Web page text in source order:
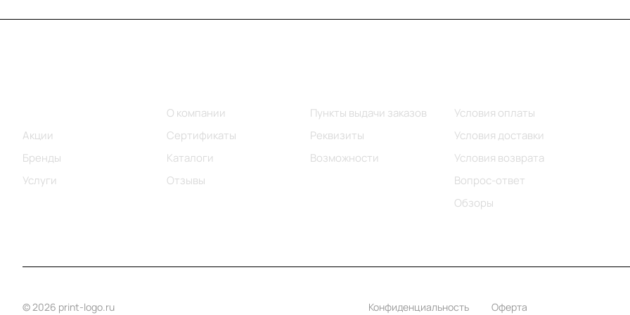
Акции
Бренды
Услуги
О компании
Сертификаты
Каталоги
Отзывы
Пункты выдачи заказов
Реквизиты
Возможности
Условия оплаты
Условия доставки
Условия возврата
Вопрос-ответ
Обзоры
© 2026 print-logo.ru Конфиденциальность Оферта